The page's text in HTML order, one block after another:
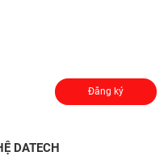
Đăng ký
DATECH